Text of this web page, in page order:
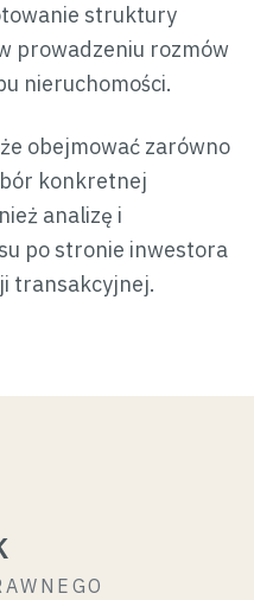
struktury
prowadzeniu rozmów
nieruchomości.
obejmować zarówno
konkretnej
analizę i
po stronie inwestora
transakcyjnej.